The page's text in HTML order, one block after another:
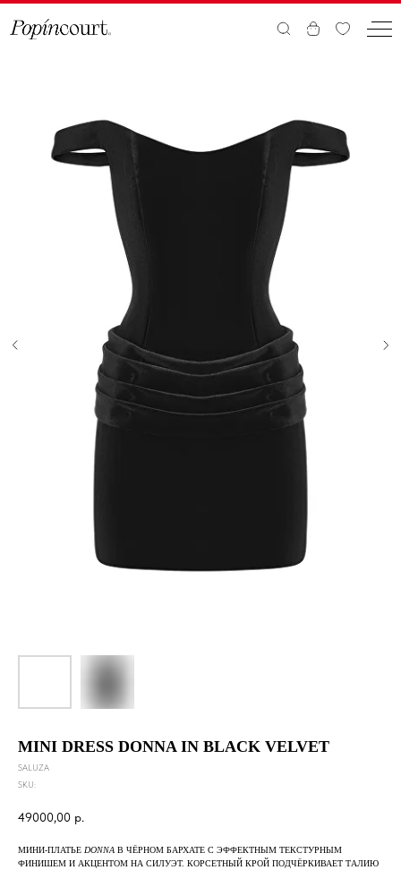
MINI DRESS DONNA IN BLACK VELVET
SALUZA
SKU:
49000,00 р.
МИНИ-ПЛАТЬЕ DONNA В ЧЁРНОМ БАРХАТЕ С ЭФФЕКТНЫМ ТЕКСТУРНЫМ
ФИНИШЕМ И АКЦЕНТОМ НА СИЛУЭТ. КОРСЕТНЫЙ КРОЙ ПОДЧЁРКИВАЕТ ТАЛИЮ